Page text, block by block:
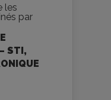
les
par
STI,